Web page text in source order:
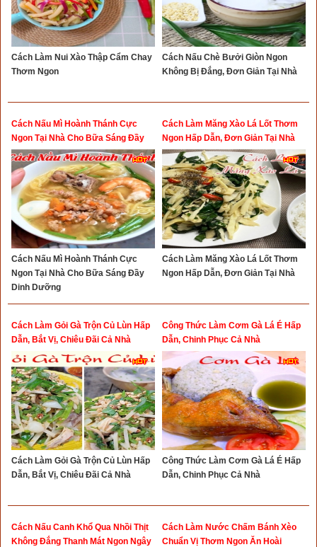
Cách Làm Nui Xào Thập Cẩm Chay
Thơm Ngon
Cách Nấu Chè Bưởi Giòn Ngon
Không Bị Đắng, Đơn Giản Tại Nhà
Cách Nấu Mì Hoành Thánh Cực
Ngon Tại Nhà Cho Bữa Sáng Đầy
Dinh Dưỡng
Cách Nấu Mì Hoành Thánh Cực
Ngon Tại Nhà Cho Bữa Sáng Đầy
Dinh Dưỡng
Cách Làm Măng Xào Lá Lốt Thơm
Ngon Hấp Dẫn, Đơn Giản Tại Nhà
Cách Làm Măng Xào Lá Lốt Thơm
Ngon Hấp Dẫn, Đơn Giản Tại Nhà
Cách Làm Gỏi Gà Trộn Củ Lùn Hấp
Dẫn, Bắt Vị, Chiêu Đãi Cả Nhà
Cách Làm Gỏi Gà Trộn Củ Lùn Hấp
Dẫn, Bắt Vị, Chiêu Đãi Cả Nhà
Công Thức Làm Cơm Gà Lá É Hấp
Dẫn, Chinh Phục Cả Nhà
Công Thức Làm Cơm Gà Lá É Hấp
Dẫn, Chinh Phục Cả Nhà
Cách Nấu Canh Khổ Qua Nhồi Thịt
Không Đắng Thanh Mát Ngon Ngây
Cách Làm Nước Chấm Bánh Xèo
Chuẩn Vị Thơm Ngon Ăn Hoài